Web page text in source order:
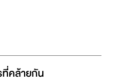
ที่่คล้ายกัน